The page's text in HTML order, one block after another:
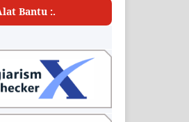
Bantu :.